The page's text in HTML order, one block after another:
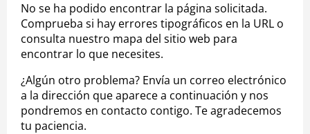
No se ha podido encontrar la página solicitada.
Comprueba si hay errores tipográficos en la URL o
consulta nuestro mapa del sitio web para
encontrar lo que necesites.
¿Algún otro problema? Envía un correo electrónico
a la dirección que aparece a continuación y nos
pondremos en contacto contigo. Te agradecemos
tu paciencia.